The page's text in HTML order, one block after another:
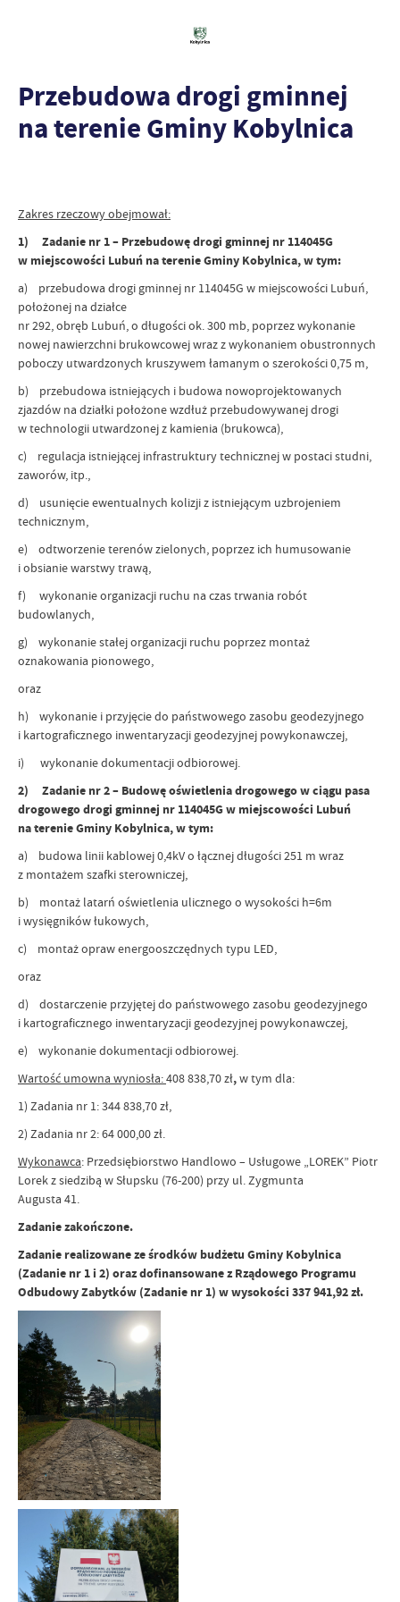
Przebudowa drogi gminnej
na terenie Gminy Kobylnica
Zakres rzeczowy obejmował:
1) Zadanie nr 1 – Przebudowę drogi gminnej nr 114045G
w miejscowości Lubuń na terenie Gminy Kobylnica, w tym:
a) przebudowa drogi gminnej nr 114045G w miejscowości Lubuń,
położonej na działce
nr 292, obręb Lubuń, o długości ok. 300 mb, poprzez wykonanie
nowej nawierzchni brukowcowej wraz z wykonaniem obustronnych
poboczy utwardzonych kruszywem łamanym o szerokości 0,75 m,
b) przebudowa istniejących i budowa nowoprojektowanych
zjazdów na działki położone wzdłuż przebudowywanej drogi
w technologii utwardzonej z kamienia (brukowca),
c) regulacja istniejącej infrastruktury technicznej w postaci studni,
zaworów, itp.,
d) usunięcie ewentualnych kolizji z istniejącym uzbrojeniem
technicznym,
e) odtworzenie terenów zielonych, poprzez ich humusowanie
i obsianie warstwy trawą,
f) wykonanie organizacji ruchu na czas trwania robót
budowlanych,
g) wykonanie stałej organizacji ruchu poprzez montaż
oznakowania pionowego,
oraz
h) wykonanie i przyjęcie do państwowego zasobu geodezyjnego
i kartograficznego inwentaryzacji geodezyjnej powykonawczej,
i) wykonanie dokumentacji odbiorowej.
2) Zadanie nr 2 – Budowę oświetlenia drogowego w ciągu pasa
drogowego drogi gminnej nr 114045G w miejscowości Lubuń
na terenie Gminy Kobylnica, w tym:
a) budowa linii kablowej 0,4kV o łącznej długości 251 m wraz
z montażem szafki sterowniczej,
b) montaż latarń oświetlenia ulicznego o wysokości h=6m
i wysięgników łukowych,
c) montaż opraw energooszczędnych typu LED,
oraz
d) dostarczenie przyjętej do państwowego zasobu geodezyjnego
i kartograficznego inwentaryzacji geodezyjnej powykonawczej,
e) wykonanie dokumentacji odbiorowej.
Wartość umowna wyniosła:408 838,70 zł,w tym dla:
1) Zadania nr 1: 344 838,70 zł,
2) Zadania nr 2: 64 000,00 zł.
Wykonawca: Przedsiębiorstwo Handlowo – Usługowe „LOREK” Piotr
Lorek z siedzibą w Słupsku (76-200) przy ul. Zygmunta
Augusta 41.
Zadanie zakończone.
Zadanie realizowane ze środków budżetu Gminy Kobylnica
(Zadanie nr 1 i 2) oraz dofinansowane z Rządowego Programu
Odbudowy Zabytków (Zadanie nr 1) w wysokości 337 941,92 zł.